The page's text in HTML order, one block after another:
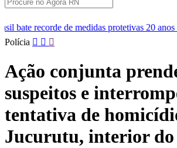
protetivas 20 anos após Lei Maria da Penha
Pular
conteúdo
Polícia
Ação conjunta
suspeitos e
tentativa de
Jucurutu, interior